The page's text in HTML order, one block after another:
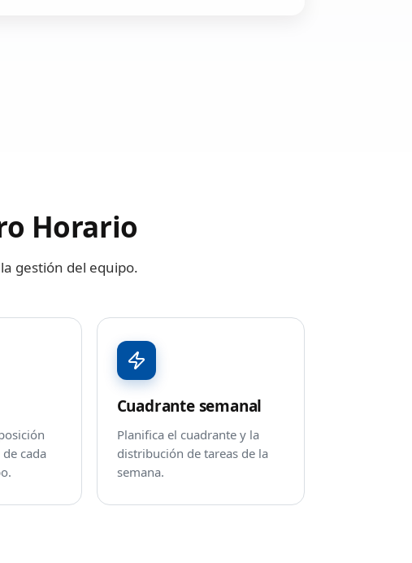
Horario
gestión del equipo.
cada
Cuadrante semanal
Planifica el cuadrante y la
distribución de tareas de la
semana.